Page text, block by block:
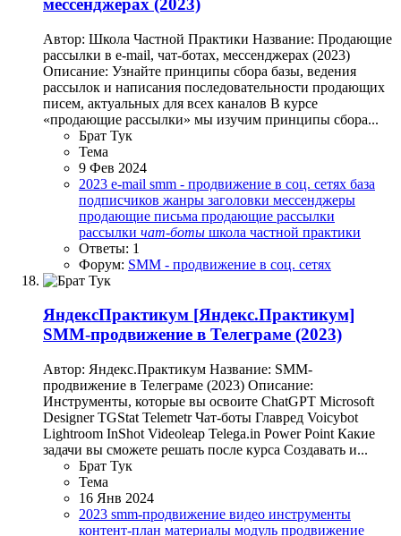
мессенджерах (2023)
Автор: Школа Частной Практики Название: Продающие
рассылки в e-mail, чат-ботах, мессенджерах (2023)
Описание: Узнайте принципы сбора базы, ведения
рассылок и написания последовательности продающих
писем, актуальных для всех каналов В курсе
«продающие рассылки» мы изучим принципы сбора...
Брат Тук
Тема
9 Фев 2024
2023 e-mail smm - продвижение в соц. сетях база
подписчиков жанры заголовки мессенджеры
продающие письма продающие рассылки
рассылки чат-боты школа частной практики
Ответы: 1
Форум: SMM - продвижение в соц. сетях
ЯндексПрактикум [Яндекс.Практикум]
SMM-продвижение в Телеграме (2023)
Автор: Яндекс.Практикум Название: SMM-
продвижение в Телеграме (2023) Описание:
Инструменты, которые вы освоите СhatGPT Microsoft
Designer TGStat Telemetr Чат-боты Главред Voicybot
Lightroom InShot Videoleap Telega.in Power Point Какие
задачи вы сможете решать после курса Cоздавать и...
Брат Тук
Тема
16 Янв 2024
2023 smm-продвижение видео инструменты
контент-план материалы модуль продвижение